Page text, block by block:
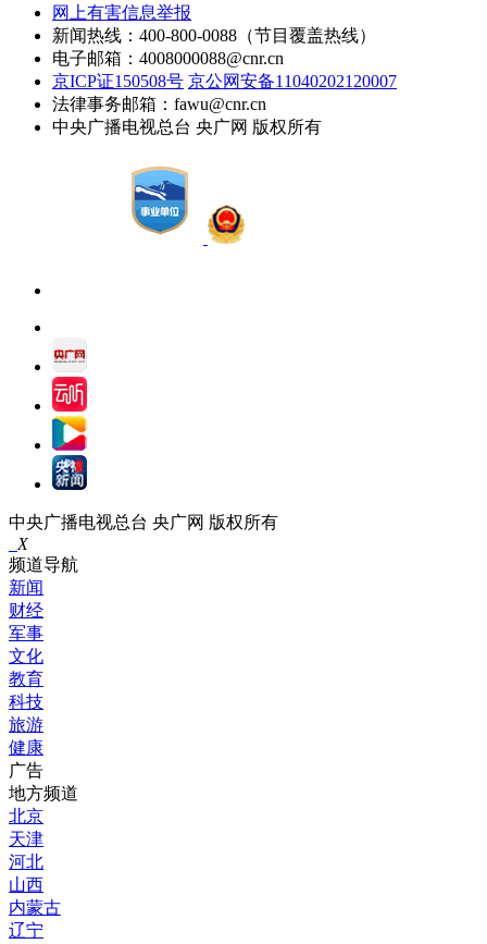
网上有害信息举报
新闻热线：400-800-0088（节目覆盖热线）
电子邮箱：4008000088@cnr.cn
京ICP证150508号 京公网安备11040202120007
法律事务邮箱：fawu@cnr.cn
中央广播电视总台 央广网 版权所有
中央广播电视总台 央广网 版权所有
X
频道导航
新闻
财经
军事
文化
教育
科技
旅游
健康
广告
地方频道
北京
天津
河北
山西
内蒙古
辽宁